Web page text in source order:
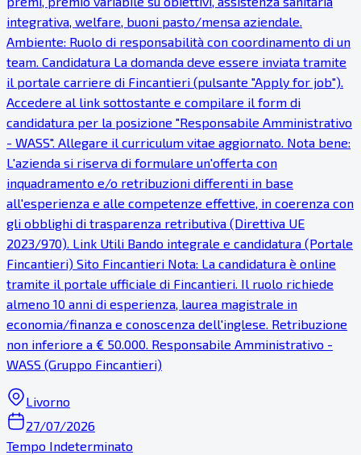
integrativa, welfare, buoni pasto/mensa aziendale.
Ambiente: Ruolo di responsabilità con coordinamento di un
team. Candidatura La domanda deve essere inviata tramite
il portale carriere di Fincantieri (pulsante "Apply for job").
Accedere al link sottostante e compilare il form di
candidatura per la posizione "Responsabile Amministrativo
- WASS". Allegare il curriculum vitae aggiornato. Nota bene:
L'azienda si riserva di formulare un'offerta con
inquadramento e/o retribuzioni differenti in base
all'esperienza e alle competenze effettive, in coerenza con
gli obblighi di trasparenza retributiva (Direttiva UE
2023/970). Link Utili Bando integrale e candidatura (Portale
Fincantieri) Sito Fincantieri Nota: La candidatura è online
tramite il portale ufficiale di Fincantieri. Il ruolo richiede
almeno 10 anni di esperienza, laurea magistrale in
economia/finanza e conoscenza dell'inglese. Retribuzione
non inferiore a € 50.000. Responsabile Amministrativo -
WASS (Gruppo Fincantieri)
Livorno
27/07/2026
Tempo Indeterminato